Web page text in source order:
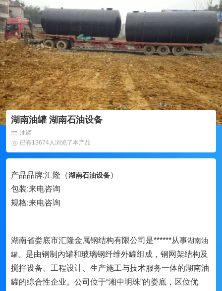
湖南油罐 湖南石油设备
油罐
已有13674人浏览了本产品
产品品牌:汇隆（湖南石油设备）
包装:来电咨询
规格:来电咨询
湖南省娄底市汇隆金属钢结构有限公司是******从事湖南油
罐。是由钢制內罐和玻璃钢纤维外罐组成，钢网架结构及
搅拌设备、工程设计、生产施工与技术服务一体的湖南油
罐的综合性企业。公司位于“湘中明珠”的娄底，区位优